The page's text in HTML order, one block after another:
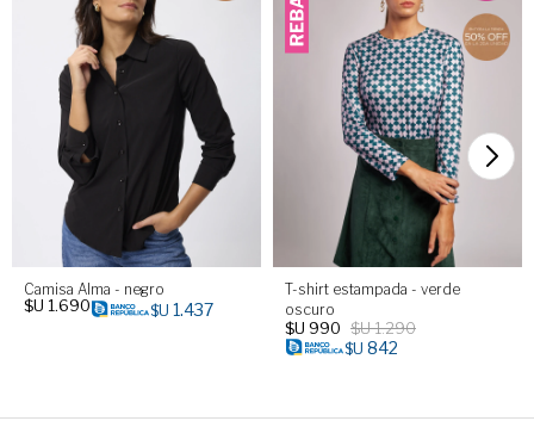
Camisa Alma - negro
$U 1.690 $U 1.437
T-shirt estampada - verde
oscuro
$U 990 $U1.290
$U 842